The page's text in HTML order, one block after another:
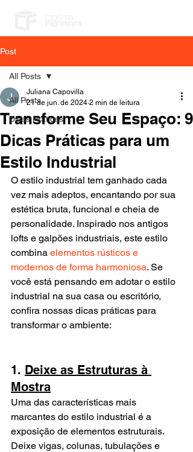
Post
All Posts
Dicas Práticas
All Posts
Transforme Seu Espaço: 9
Dicas Práticas para um
Estilo Industrial
Juliana Capovilla
21 de jun. de 2024 2 min de leitura
O estilo industrial tem ganhado cada
vez mais adeptos, encantando por sua
estética bruta, funcional e cheia de
personalidade. Inspirado nos antigos
lofts e galpões industriais, este estilo
combina elementos rústicos e
modernos de forma harmoniosa. Se
você está pensando em adotar o estilo
industrial na sua casa ou escritório,
confira nossas dicas práticas para
transformar o ambiente:
1. Deixe as Estruturas à
Mostra
Uma das características mais
marcantes do estilo industrial é a
exposição de elementos estruturais.
Deixe vigas, colunas, tubulações e